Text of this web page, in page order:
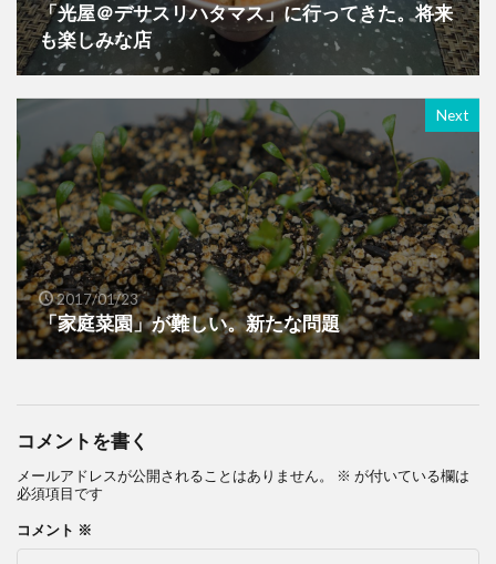
「光屋＠デサスリハタマス」に行ってきた。将来
も楽しみな店
Next
2017/01/23
「家庭菜園」が難しい。新たな問題
コメントを書く
メールアドレスが公開されることはありません。 ※ が付いている欄は
必須項目です
コメント ※